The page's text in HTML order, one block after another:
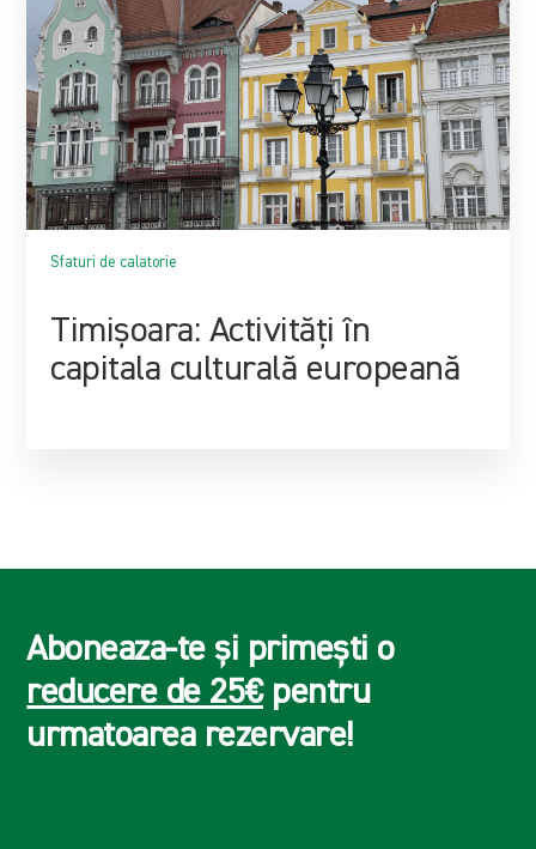
Sfaturi de calatorie
Timișoara: Activități în
capitala culturală europeană
Aboneaza-te și primești o
reducere de 25€pentru
urmatoarea rezervare!